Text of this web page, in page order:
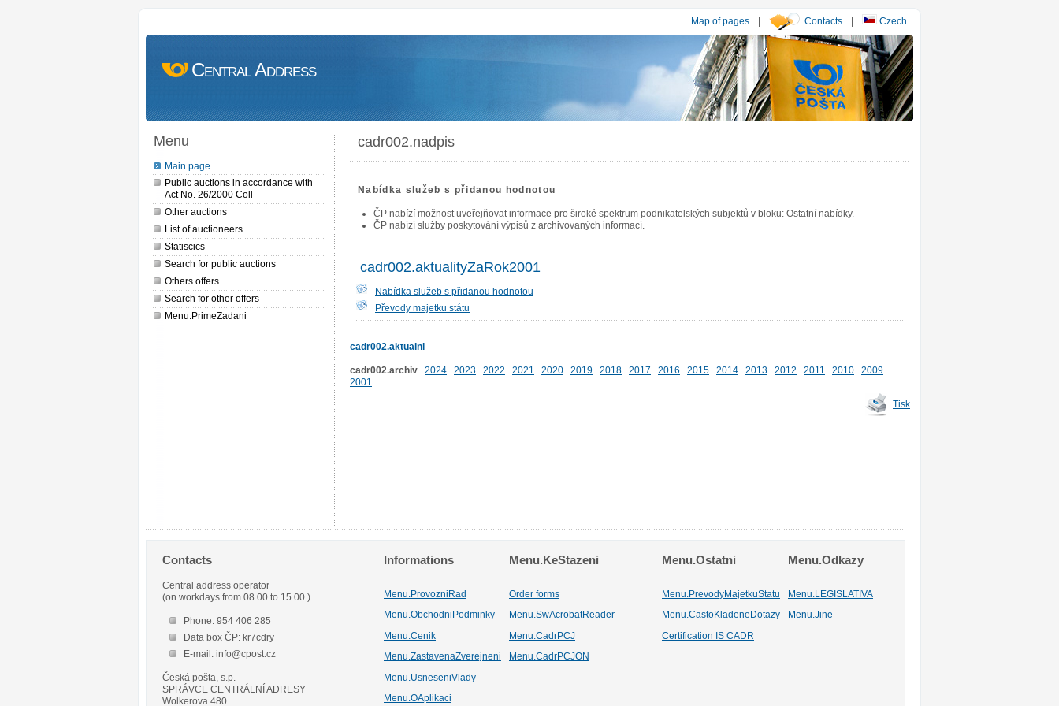
Map of pages | Contacts | Czech
Central Address
Menu
Main page
Public auctions in accordance with
Act No. 26/2000 Coll
Other auctions
List of auctioneers
Statiscics
Search for public auctions
Others offers
Search for other offers
Menu.PrimeZadani
cadr002.nadpis
Nabídka služeb s přidanou hodnotou
ČP nabízí možnost uveřejňovat informace pro široké spektrum podnikatelských subjektů v bloku: Ostatní nabídky.
ČP nabízí služby poskytování výpisů z archivovaných informací.
cadr002.aktualityZaRok2001
Nabídka služeb s přidanou hodnotou
Převody majetku státu
cadr002.aktualni
cadr002.archiv 2024 2023 2022 2021 2020 2019 2018 2017 2016 2015 2014 2013 2012 2011 2010
2009
2001
Tisk
Contacts
Central address operator
(on workdays from 08.00 to 15.00.)
Phone: 954 406 285
Data box ČP: kr7cdry
E-mail: info@cpost.cz
Česká pošta, s.p.
SPRÁVCE CENTRÁLNÍ ADRESY
Wolkerova 480
Informations Menu.KeStazeni Menu.Ostatni Menu.Odkazy
Menu.ProvozniRad Order forms Menu.PrevodyMajetkuStatu
Menu.LEGISLATIVA
Menu.ObchodniPodminky
Menu.SwAcrobatReader Menu.CastoKladeneDotazy Menu.Jine
Menu.Cenik Menu.CadrPCJ
Certification IS CADR
Menu.ZastavenaZverejneni
Menu.CadrPCJON
Menu.UsneseniVlady
Menu.OAplikaci